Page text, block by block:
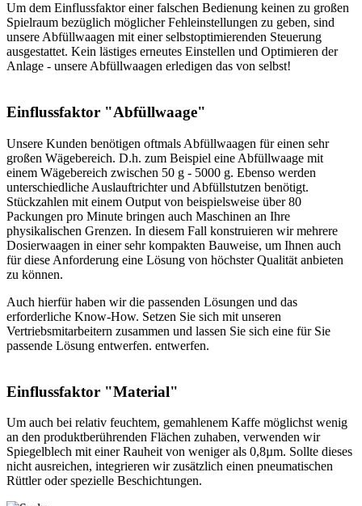
Um dem Einflussfaktor einer falschen Bedienung keinen zu großen
Spielraum bezüglich möglicher Fehleinstellungen zu geben, sind
unsere Abfüllwaagen mit einer selbstoptimierenden Steuerung
ausgestattet. Kein lästiges erneutes Einstellen und Optimieren der
Anlage - unsere Abfüllwaagen erledigen das von selbst!
Einflussfaktor "Abfüllwaage"
Unsere Kunden benötigen oftmals Abfüllwaagen für einen sehr
großen Wägebereich. D.h. zum Beispiel eine Abfüllwaage mit
einem Wägebereich zwischen 50 g - 5000 g. Ebenso werden
unterschiedliche Auslauftrichter und Abfüllstutzen benötigt.
Stückzahlen mit einem Output von beispielsweise über 80
Packungen pro Minute bringen auch Maschinen an Ihre
physikalischen Grenzen. In diesem Fall konstruieren wir mehrere
Dosierwaagen in einer sehr kompakten Bauweise, um Ihnen auch
für diese Anforderung eine Lösung von höchster Qualität anbieten
zu können.
Auch hierfür haben wir die passenden Lösungen und das
erforderliche Know-How. Setzen Sie sich mit unseren
Vertriebsmitarbeitern zusammen und lassen Sie sich eine für Sie
passende Lösung entwerfen. entwerfen.
Einflussfaktor "Material"
Um auch bei relativ feuchtem, gemahlenem Kaffe möglichst wenig
an den produktberührenden Flächen zuhaben, verwenden wir
Spiegelblech mit einer Rauheit von weniger als 0,8µm. Sollte dieses
nicht ausreichen, integrieren wir zusätzlich einen pneumatischen
Rüttler oder spezielle Beschichtungen.